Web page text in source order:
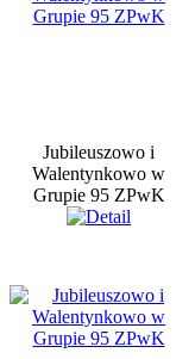
Jubileuszowo i
Walentynkowo w
Grupie 95 ZPwK